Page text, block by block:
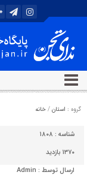
گروه : استان / خانه
شناسه : ۱۸۰۸
۱۳۷۰ بازدید
ارسال توسط : Admin